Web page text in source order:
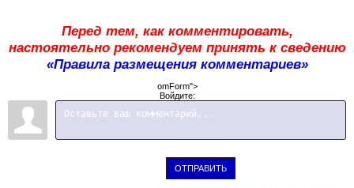
Перед тем, как комментировать,
настоятельно рекомендуем принять к сведению
«Правила размещения комментариев»
omForm">
Войдите:
ОТПРАВИТЬ